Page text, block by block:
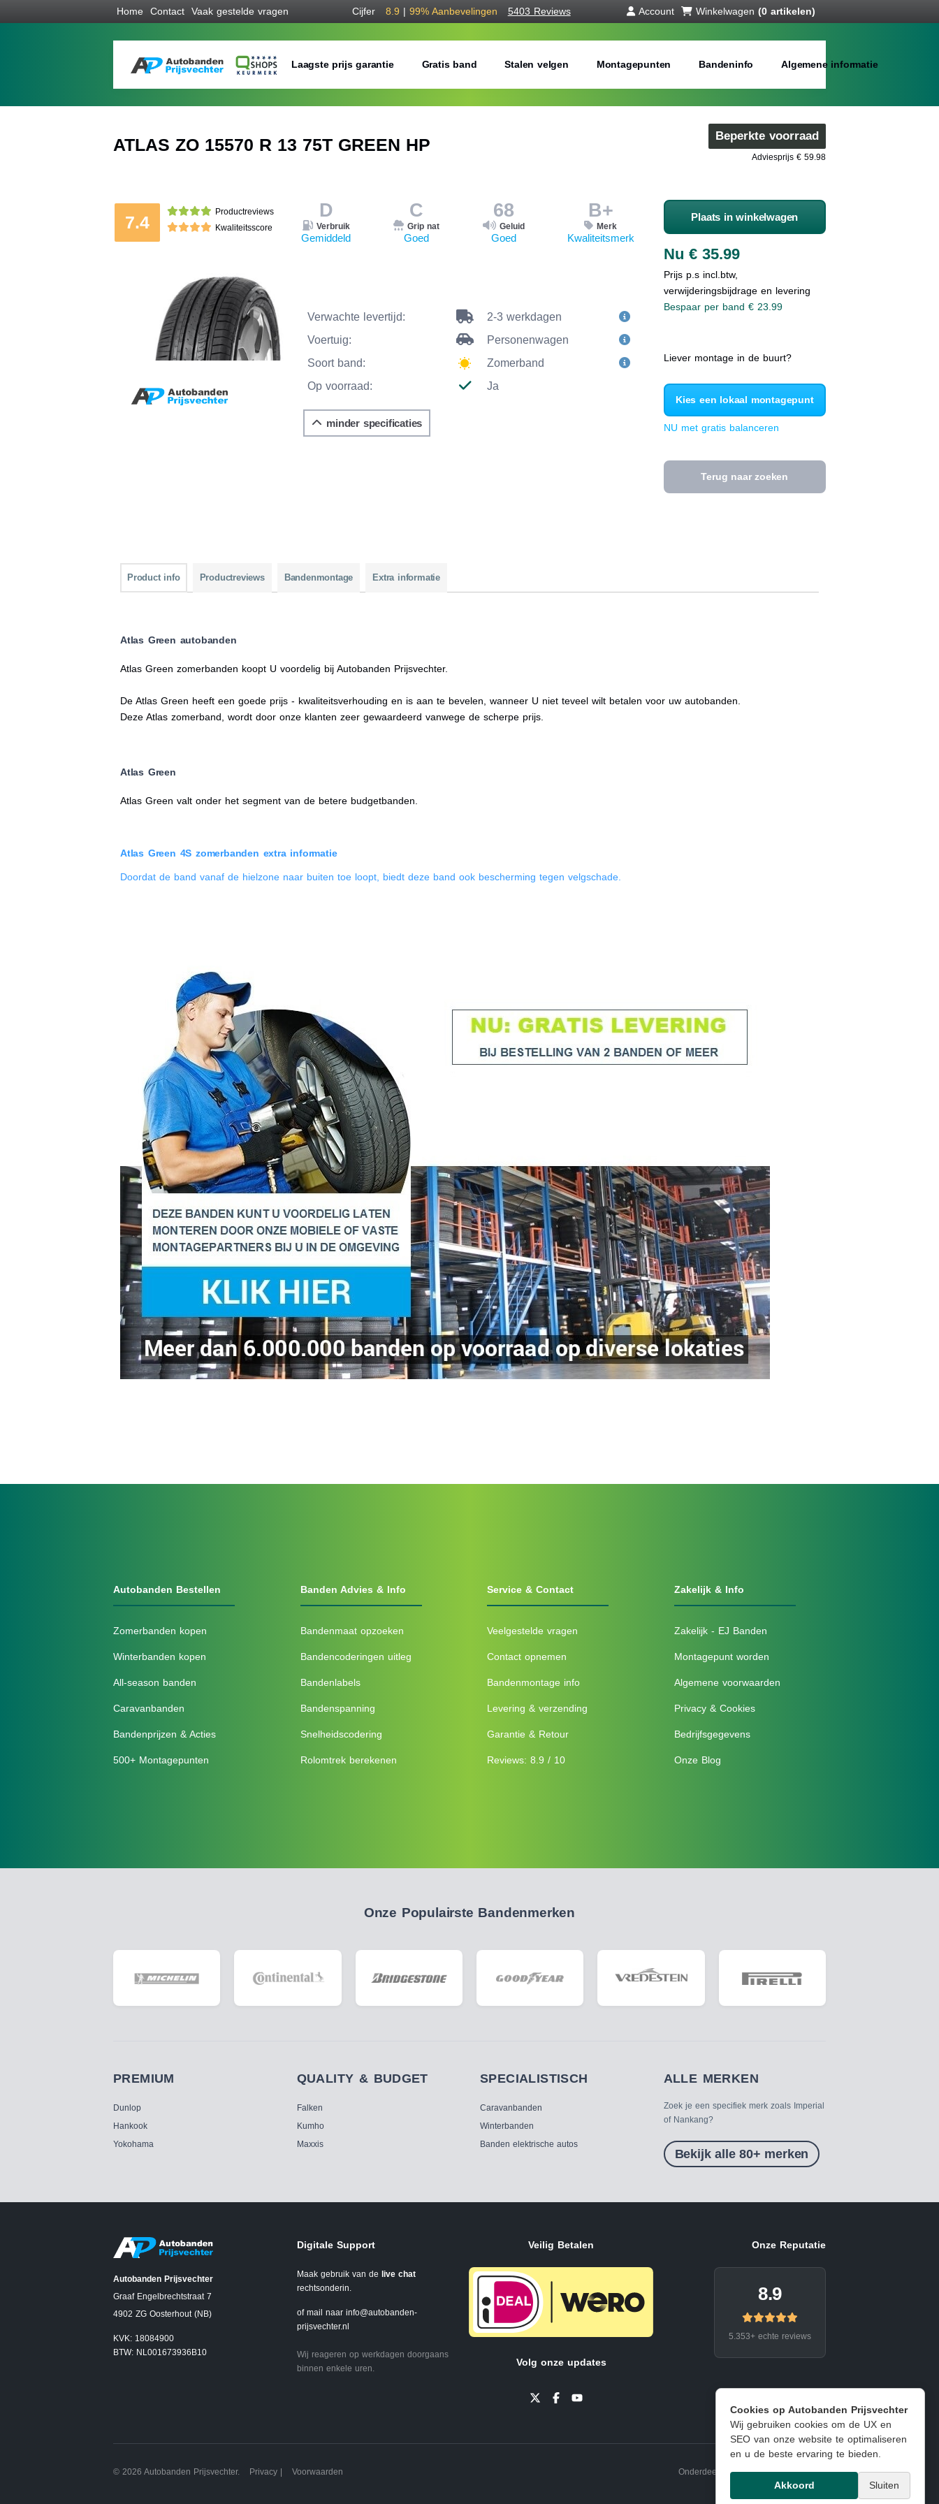
Cookies op Autobanden Prijsvechter
Wij gebruiken cookies om de UX en
SEO van onze website te optimaliseren
en u de beste ervaring te bieden.
Akkoord Sluiten
Home Contact Vaak gestelde vragen Cijfer 8.9 | 99% Aanbevelingen 5403 Reviews Account Winkelwagen (0 artikelen)
Laagste prijs garantie Gratis band Stalen velgen Montagepunten Bandeninfo Algemene informatie
ATLAS ZO 15570 R 13 75T GREEN HP Beperkte voorraad
Adviesprijs € 59.98
7.4
Productreviews
Kwaliteitsscore
D
Verbruik
Gemiddeld
C
Grip nat
Goed
68
Geluid
Goed
B+
Merk
Kwaliteitsmerk
Verwachte levertijd:
2-3 werkdagen
Voertuig:
Personenwagen
Soort band:
Zomerband
Op voorraad:
Ja
minder specificaties
Plaats in winkelwagen
Nu € 35.99
Prijs p.s incl.btw,
verwijderingsbijdrage en levering
Bespaar per band € 23.99
Liever montage in de buurt?
Kies een lokaal montagepunt
NU met gratis balanceren
Terug naar zoeken
Product info Productreviews Bandenmontage Extra informatie
Atlas Green autobanden
Atlas Green zomerbanden koopt U voordelig bij Autobanden Prijsvechter.
De Atlas Green heeft een goede prijs - kwaliteitsverhouding en is aan te bevelen, wanneer U niet teveel wilt betalen voor uw autobanden.
Deze Atlas zomerband, wordt door onze klanten zeer gewaardeerd vanwege de scherpe prijs.
Atlas Green
Atlas Green valt onder het segment van de betere budgetbanden.
Atlas Green 4S zomerbanden extra informatie
Doordat de band vanaf de hielzone naar buiten toe loopt, biedt deze band ook bescherming tegen velgschade.
Autobanden Bestellen
Zomerbanden kopen
Winterbanden kopen
All-season banden
Caravanbanden
Bandenprijzen & Acties
500+ Montagepunten
Banden Advies & Info
Bandenmaat opzoeken
Bandencoderingen uitleg
Bandenlabels
Bandenspanning
Snelheidscodering
Rolomtrek berekenen
Service & Contact
Veelgestelde vragen
Contact opnemen
Bandenmontage info
Levering & verzending
Garantie & Retour
Reviews: 8.9 / 10
Zakelijk & Info
Zakelijk - EJ Banden
Montagepunt worden
Algemene voorwaarden
Privacy & Cookies
Bedrijfsgegevens
Onze Blog
Onze Populairste Bandenmerken
PREMIUM
Dunlop
Hankook
Yokohama
QUALITY & BUDGET
Falken
Kumho
Maxxis
SPECIALISTISCH
Caravanbanden
Winterbanden
Banden elektrische autos
ALLE MERKEN
Zoek je een specifiek merk zoals Imperial
of Nankang?
Bekijk alle 80+ merken
Autobanden Prijsvechter
Graaf Engelbrechtstraat 7
4902 ZG Oosterhout (NB)
KVK: 18084900
BTW: NL001673936B10
Digitale Support
Maak gebruik van de live chat
rechtsonderin.
of mail naar info@autobanden-
prijsvechter.nl
Wij reageren op werkdagen doorgaans
binnen enkele uren.
Veilig Betalen
Volg onze updates
Onze Reputatie
8.9
5.353+ echte reviews
© 2026 Autobanden Prijsvechter. Privacy Voorwaarden Onderdeel van EJ Banden Oosterhout